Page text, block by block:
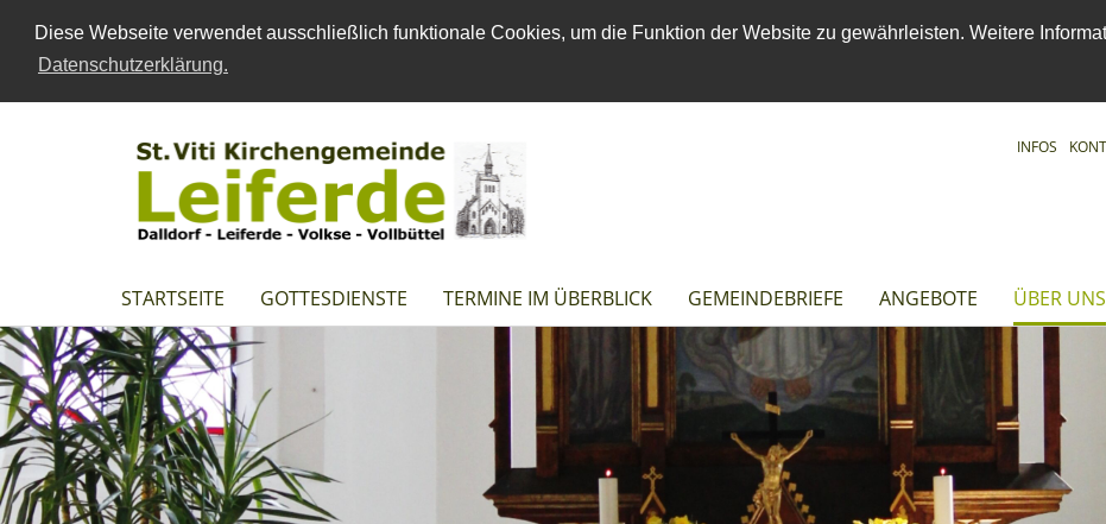
Diese Webseite verwendet ausschließlich funktionale Cookies, um die Funktion der Website zu gewährleisten. Weitere
Datenschutzerklärung.
INFOS
STARTSEITE GOTTESDIENSTE TERMINE IM ÜBERBLICK GEMEINDEBRIEFE ANGEBOTE ÜBER UNS